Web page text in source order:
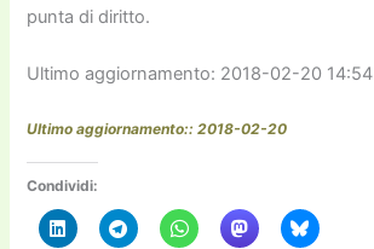
punta di diritto.
Ultimo aggiornamento: 2018-02-20 14:54
Ultimo aggiornamento:: 2018-02-20
Condividi: